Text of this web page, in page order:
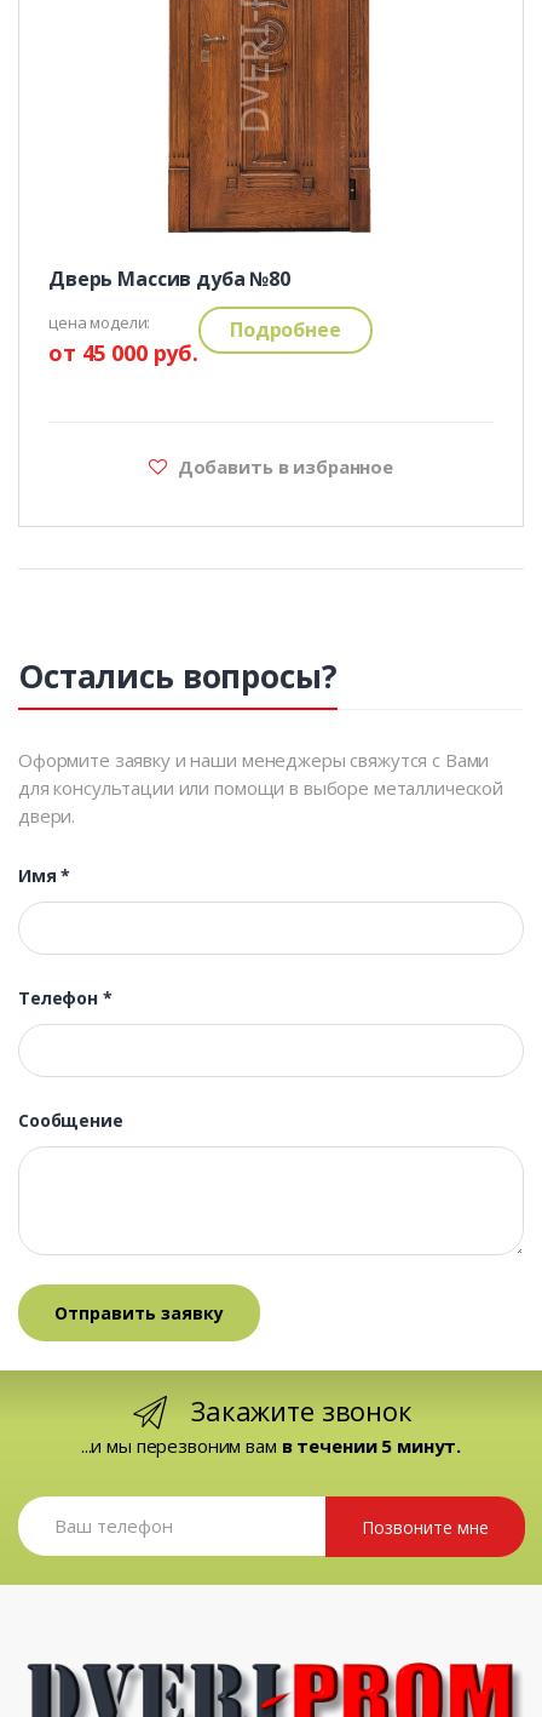
Дверь Массив дуба №80
цена модели:
от 45 000 руб.
Подробнее
Добавить в избранное
Остались вопросы?
Оформите заявку и наши менеджеры свяжутся с Вами
для консультации или помощи в выборе металлической
двери.
Имя*
Телефон *
Сообщение
Закажите звонок
...и мы перезвоним вам в течении 5 минут.
Позвоните мне